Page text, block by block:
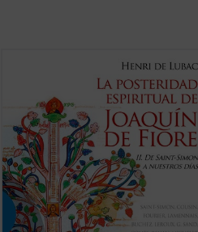
La enigmática figura de Joaquín de Fiore
ha suscitado escaso interés entre los
historiadores de la exégesis y de la
teología. Sin embargo, este monje,
fundador de una orden religiosa y amigo
de los papas, fue el iniciador de uno de
los ...(ver ficha)